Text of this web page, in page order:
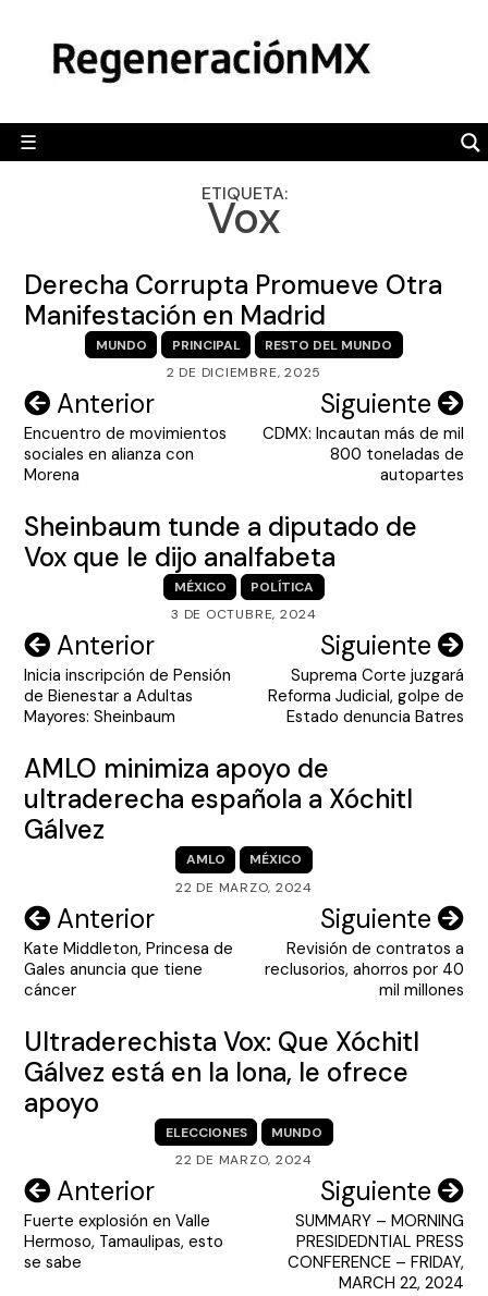
content
☰
POLÍTICA
CAMALEÓN
OPINIÓN
ENGLISH SECTION
VIDEOS
ETIQUETA:
Vox
Derecha Corrupta Promueve Otra
Manifestación en Madrid
MUNDO PRINCIPAL
RESTO DEL MUNDO
2 DE DICIEMBRE, 2025
Navegación
de
entradas
Anterior
Encuentro de movimientos
sociales en alianza con
Morena
Siguiente
CDMX: Incautan más de mil
800 toneladas de
autopartes
Sheinbaum tunde a diputado de
Vox que le dijo analfabeta
MÉXICO
POLÍTICA
3 DE OCTUBRE, 2024
Navegación
de
entradas
Anterior
Inicia inscripción de Pensión
de Bienestar a Adultas
Mayores: Sheinbaum
Siguiente
Suprema Corte juzgará
Reforma Judicial, golpe de
Estado denuncia Batres
AMLO minimiza apoyo de
ultraderecha española a Xóchitl
Gálvez
AMLO
MÉXICO
22 DE MARZO, 2024
Navegación
de
entradas
Anterior
Kate Middleton, Princesa de
Gales anuncia que tiene
cáncer
Siguiente
Revisión de contratos a
reclusorios, ahorros por 40
mil millones
Ultraderechista Vox: Que Xóchitl
Gálvez está en la lona, le ofrece
apoyo
ELECCIONES
MUNDO
22 DE MARZO, 2024
Navegación
de
entradas
Anterior
Fuerte explosión en Valle
Hermoso, Tamaulipas, esto
se sabe
Siguiente
SUMMARY – MORNING
PRESIDEDNTIAL PRESS
CONFERENCE – FRIDAY,
MARCH 22, 2024